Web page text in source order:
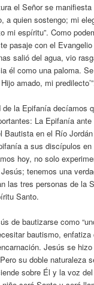
el Señor se
a quien sostengo; mi
mi espíritu”. Como
pasaje con el
salió del agua, vio
él como una paloma.
amado, mi
de la Epifanía decíamos
La Epifanía
Bautista en el Río
a sus discípulos en
hoy, no solo
tenemos una
las tres personas de la
Santo.
de bautizarse como
bautismo, enfatiza
Jesús se
su doble naturaleza
sobre Él y la voz